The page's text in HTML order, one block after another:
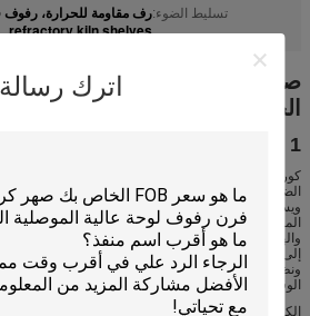
اترك رسالة
تسليط الضوء:رف مقاومة للحرارة، رفوف
refractory kiln shelves
الخزف
1 المقدمة
كورديريت لديه ممتازة مقاومة الصدمة الحرارية، قوة
الضغط، البثق، الصب وتهتز في الأشكال المعقدة.
ويستخدم على نطاق واسع في الخزف، الطين الثقيلة،
المواد المغناطيسية، الطاقة الخضراء، الغذاء، الزجاج،
والهندسة الفضائية.
إلى جانب استخدامه كأثاث الفرن، كما أنها تستخدم
ونظام الفرن السيارة، حيث يتم دمجها مع الألياف
الوقود وتجنب التلوث.
الكيمياء المثالية لإنتاج البلورات هي 13.8٪ مغو، 34.8٪ آل